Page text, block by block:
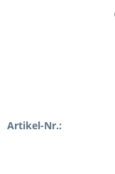
Artikel-Nr.: